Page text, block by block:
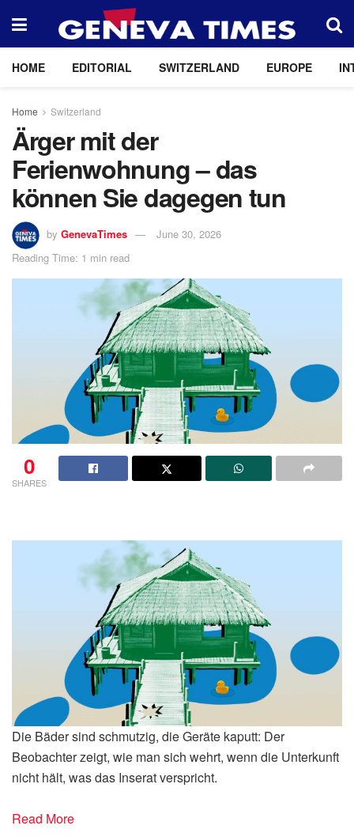
HOME EDITORIAL SWITZERLAND EUROPE
Home Switzerland
Ärger mit der
Ferienwohnung – das
können Sie dagegen tun
by GenevaTimes
June 30, 2026
Reading Time: 1 min read
0
SHARES
Die Bäder sind schmutzig, die Geräte kaputt: Der
Beobachter zeigt, wie man sich wehrt, wenn die Unterkunft
nicht hält, was das Inserat verspricht.
Read More